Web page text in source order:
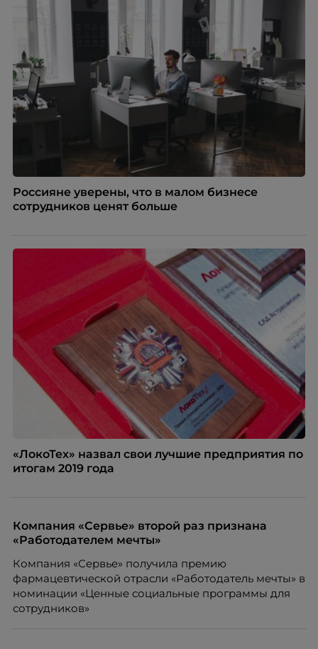
Россияне уверены, что в малом бизнесе
сотрудников ценят больше
«ЛокоТех» назвал свои лучшие предприятия по
итогам 2019 года
Компания «Сервье» второй раз признана
«Работодателем мечты»
Компания «Сервье» получила премию
фармацевтической отрасли «Работодатель мечты» в
номинации «Ценные социальные программы для
сотрудников»